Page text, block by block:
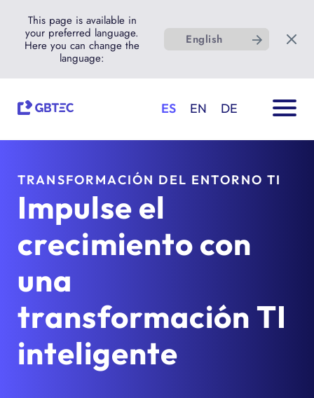
This page is available in
your preferred language.
Here you can change the
language:
English
ES EN DE
TRANSFORMACIÓN DEL ENTORNO TI
Impulse el
crecimiento con
una
transformación TI
inteligente